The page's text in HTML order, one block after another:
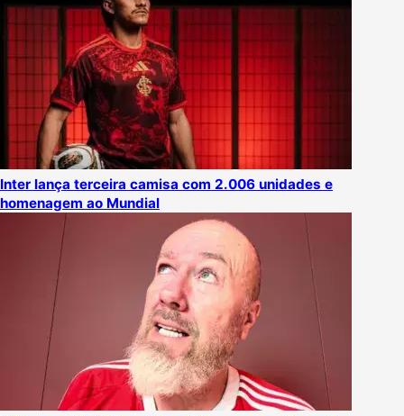
Inter lança terceira camisa com 2.006 unidades e
homenagem ao Mundial